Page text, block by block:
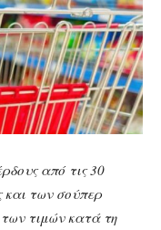
από τις 30
και των σούπερ
τιμών κατά τη